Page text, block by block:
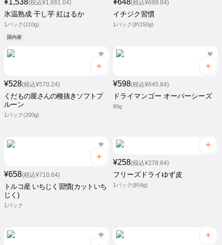
¥1,538(税込¥1,661.04)
氷温熟成 干し芋 紅はるか
1パック(210g)
国内産
¥648(税込¥699.84)
イチジク習慣
1パック(約150g)
¥528(税込¥570.24)
くだもの屋さんの種抜きソフトプ
ルーン
1パック(200g)
¥598(税込¥645.84)
ドライマンゴー オーバーシーズ
80g
¥658(税込¥710.64)
トルコ産 いちじく習慣(カットいち
じく)
1パック
¥258(税込¥278.64)
フリーズドライゆず皮
1パック(約4g)